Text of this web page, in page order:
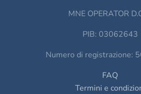
MNE OPERATOR
PIB: 03062643
Numero di registrazione:
FAQ
Termini e